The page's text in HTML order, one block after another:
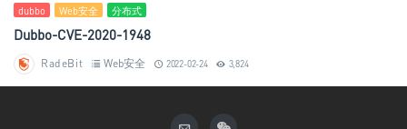
dubbo Web安全 分布式
Dubbo-CVE-2020-1948
RadeBit Web安全 2022-02-24 3,824